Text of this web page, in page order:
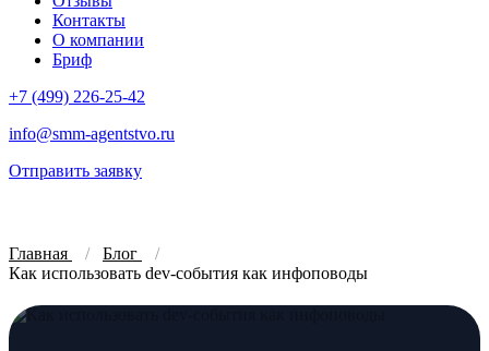
Контакты
О компании
Бриф
+7 (499) 226-25-42
info@smm-agentstvo.ru
Отправить заявку
Главная
Блог
Как использовать dev-события как инфоповоды